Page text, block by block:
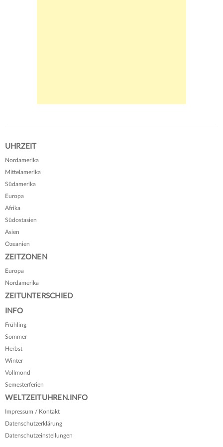
UHRZEIT
Nordamerika
Mittelamerika
Südamerika
Europa
Afrika
Südostasien
Asien
Ozeanien
ZEITZONEN
Europa
Nordamerika
ZEITUNTERSCHIED
INFO
Frühling
Sommer
Herbst
Winter
Vollmond
Semesterferien
WELTZEITUHREN.INFO
Impressum / Kontakt
Datenschutzerklärung
Datenschutzeinstellungen